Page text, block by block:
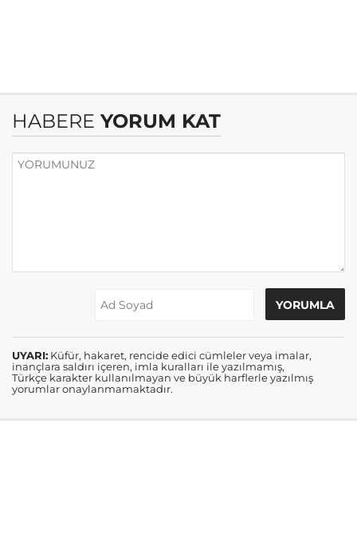
HABERE YORUM KAT
UYARI: Küfür, hakaret, rencide edici cümleler veya imalar,
inançlara saldırı içeren, imla kuralları ile yazılmamış,
Türkçe karakter kullanılmayan ve büyük harflerle yazılmış
yorumlar onaylanmamaktadır.